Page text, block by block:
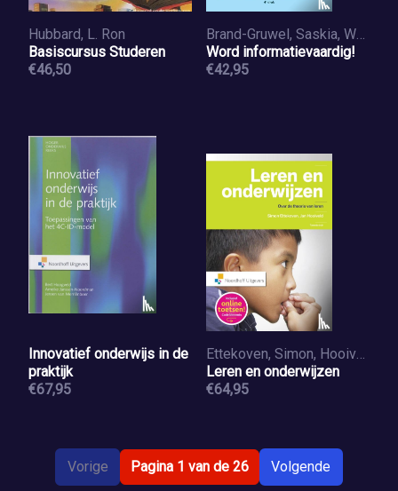
Hubbard, L. Ron
Basiscursus Studeren
€46,50
Brand-Gruwel, Saskia, Woppereis, Iwan
Word informatievaardig!
€42,95
Innovatief onderwijs in de
praktijk
€67,95
Ettekoven, Simon, Hooiveld, Jan
Leren en onderwijzen
€64,95
Vorige Pagina 1 van de 26 Volgende